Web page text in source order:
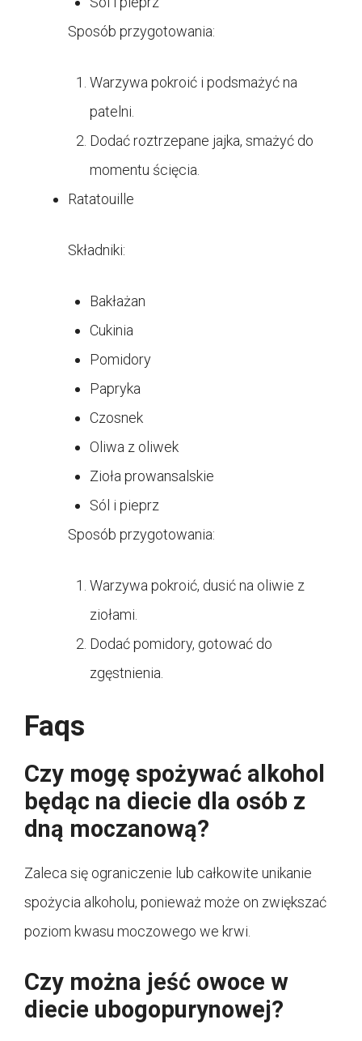
Sposób przygotowania:
Warzywa pokroić i podsmażyć na
patelni.
Dodać roztrzepane jajka, smażyć do
momentu ścięcia.
Ratatouille
Składniki:
Bakłażan
Cukinia
Pomidory
Papryka
Czosnek
Oliwa z oliwek
Zioła prowansalskie
Sól i pieprz
Sposób przygotowania:
Warzywa pokroić, dusić na oliwie z
ziołami.
Dodać pomidory, gotować do
zgęstnienia.
Faqs
Czy mogę spożywać alkohol
będąc na diecie dla osób z
dną moczanową?
Zaleca się ograniczenie lub całkowite unikanie
spożycia alkoholu, ponieważ może on zwiększać
poziom kwasu moczowego we krwi.
Czy można jeść owoce w
diecie ubogopurynowej?